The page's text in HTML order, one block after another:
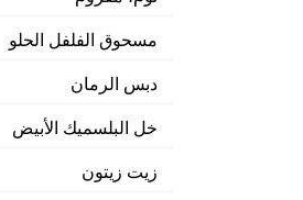
مسحوق الفلفل الحلو
دبس الرمان
خل البلسميك الأبيض
زيت زيتون